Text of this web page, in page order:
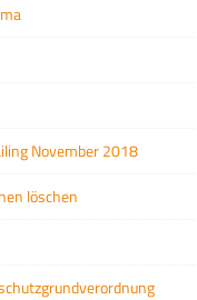
November 2018
löschen